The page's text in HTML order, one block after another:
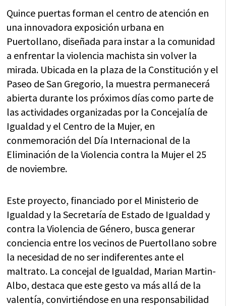
Quince puertas forman el centro de atención en
una innovadora exposición urbana en
Puertollano, diseñada para instar a la comunidad
a enfrentar la violencia machista sin volver la
mirada. Ubicada en la plaza de la Constitución y el
Paseo de San Gregorio, la muestra permanecerá
abierta durante los próximos días como parte de
las actividades organizadas por la Concejalía de
Igualdad y el Centro de la Mujer, en
conmemoración del Día Internacional de la
Eliminación de la Violencia contra la Mujer el 25
de noviembre.
Este proyecto, financiado por el Ministerio de
Igualdad y la Secretaría de Estado de Igualdad y
contra la Violencia de Género, busca generar
conciencia entre los vecinos de Puertollano sobre
la necesidad de no ser indiferentes ante el
maltrato. La concejal de Igualdad, Marian Martin-
Albo, destaca que este gesto va más allá de la
valentía, convirtiéndose en una responsabilidad